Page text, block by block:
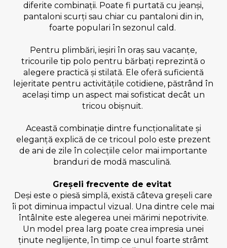
diferite combinații. Poate fi purtată cu jeanși,
pantaloni scurți sau chiar cu pantaloni din in,
foarte populari în sezonul cald.
Pentru plimbări, ieșiri în oraș sau vacanțe,
tricourile tip polo pentru bărbați reprezintă o
alegere practică și stilată. Ele oferă suficientă
lejeritate pentru activitățile cotidiene, păstrând în
același timp un aspect mai sofisticat decât un
tricou obișnuit.
Această combinație dintre funcționalitate și
eleganță explică de ce tricoul polo este prezent
de ani de zile în colecțiile celor mai importante
branduri de modă masculină.
Greșeli frecvente de evitat
Deși este o piesă simplă, există câteva greșeli care
îi pot diminua impactul vizual. Una dintre cele mai
întâlnite este alegerea unei mărimi nepotrivite.
Un model prea larg poate crea impresia unei
ținute neglijente, în timp ce unul foarte strâmt